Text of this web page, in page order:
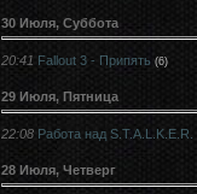
30 Июля, Суббота
20:41 Fallout 3 - Припять (6)
29 Июля, Пятница
22:08 Работа над
28 Июля, Четверг